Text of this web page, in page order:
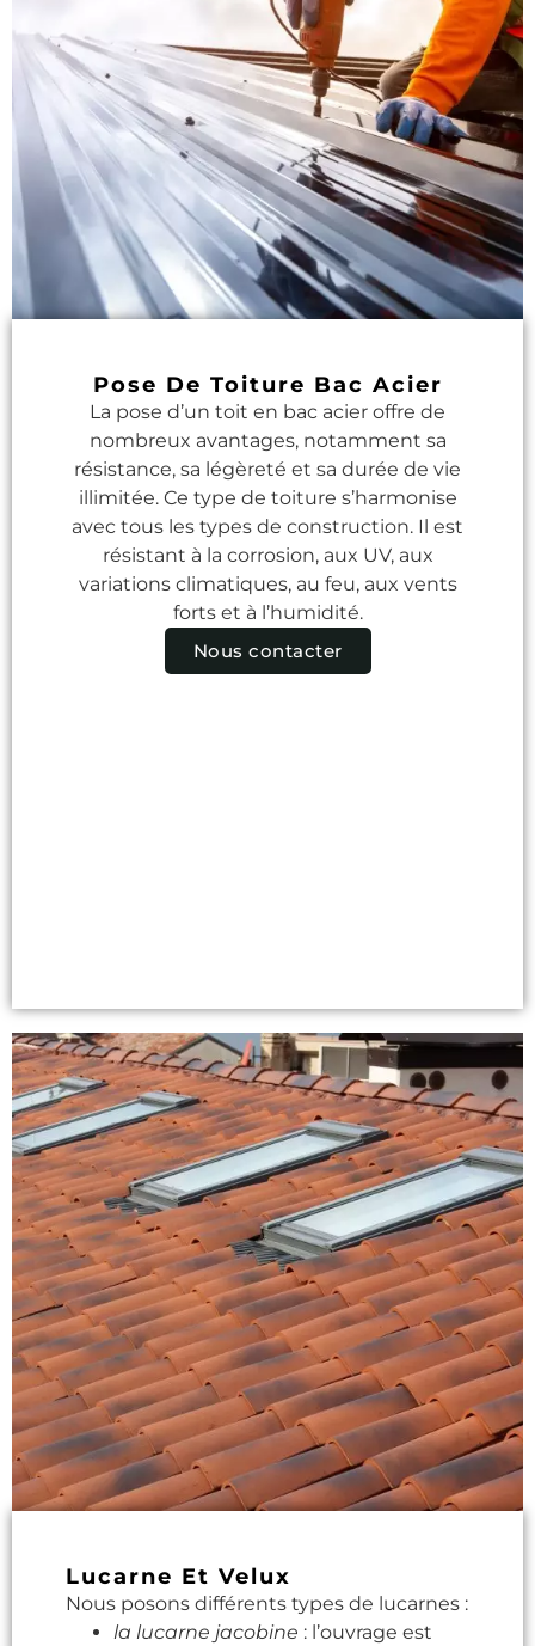
Pose De Toiture Bac Acier
La pose d’un toit en bac acier offre de
nombreux avantages, notamment sa
résistance, sa légèreté et sa durée de vie
illimitée. Ce type de toiture s’harmonise
avec tous les types de construction. Il est
résistant à la corrosion, aux UV, aux
variations climatiques, au feu, aux vents
forts et à l’humidité.
Nous contacter
Lucarne Et Velux
Nous posons différents types de lucarnes :
la lucarne jacobine : l’ouvrage est